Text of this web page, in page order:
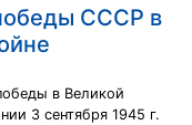
СССР в
в Великой
3 сентября 1945 г.